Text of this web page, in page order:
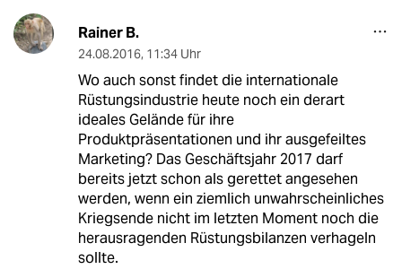
Rainer B.
24.08.2016, 11:34 Uhr
Wo auch sonst findet die internationale
Rüstungsindustrie heute noch ein derart
ideales Gelände für ihre
Produktpräsentationen und ihr ausgefeiltes
Marketing? Das Geschäftsjahr 2017 darf
bereits jetzt schon als gerettet angesehen
werden, wenn ein ziemlich unwahrscheinliches
Kriegsende nicht im letzten Moment noch die
herausragenden Rüstungsbilanzen verhageln
sollte.